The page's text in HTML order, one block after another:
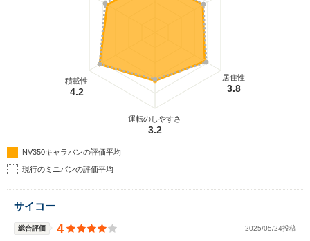
居住性
3.8
運転のしやすさ
3.2
積載性
4.2
NV350キャラバンの評価平均
現行のミニバンの評価平均
サイコー
総合評価 4 2025/05/24投稿